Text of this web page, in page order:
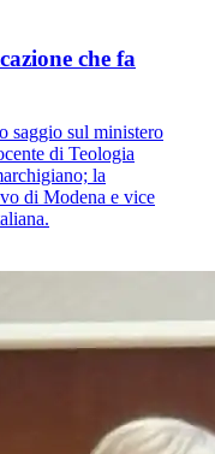
che fa
saggio sul ministero
di Teologia
la
di Modena e vice